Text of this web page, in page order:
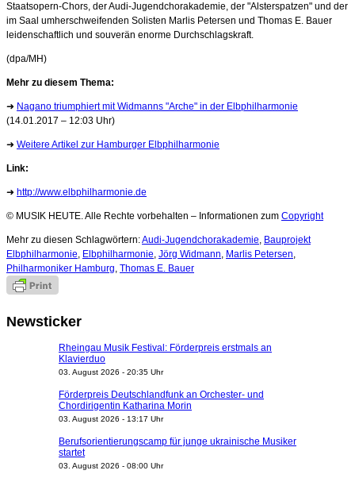
Staatsopern-Chors, der Audi-Jugendchorakademie, der "Alsterspatzen" und der
im Saal umherschweifenden Solisten Marlis Petersen und Thomas E. Bauer
leidenschaftlich und souverän enorme Durchschlagskraft.
(dpa/MH)
Mehr zu diesem Thema:
➜ Nagano triumphiert mit Widmanns "Arche" in der Elbphilharmonie
(14.01.2017 – 12:03 Uhr)
➜ Weitere Artikel zur Hamburger Elbphilharmonie
Link:
➜ http://www.elbphilharmonie.de
© MUSIK HEUTE. Alle Rechte vorbehalten – Informationen zum Copyright
Mehr zu diesen Schlagwörtern:Audi-Jugendchorakademie, Bauprojekt
Elbphilharmonie, Elbphilharmonie, Jörg Widmann, Marlis Petersen,
Philharmoniker Hamburg, Thomas E. Bauer
Newsticker
Rheingau Musik Festival: Förderpreis erstmals an
Klavierduo
03. August 2026 - 20:35 Uhr
Förderpreis Deutschlandfunk an Orchester- und
Chordirigentin Katharina Morin
03. August 2026 - 13:17 Uhr
Berufsorientierungscamp für junge ukrainische Musiker
startet
03. August 2026 - 08:00 Uhr